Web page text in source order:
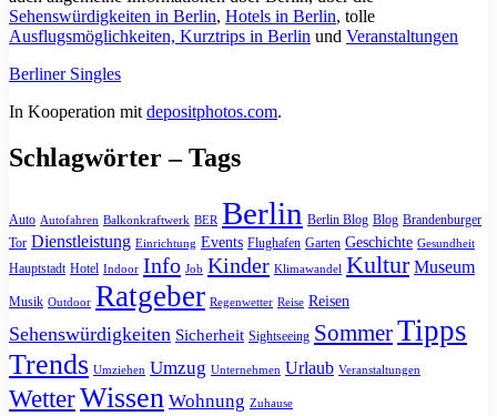
Sehenswürdigkeiten in Berlin, Hotels in Berlin, tolle
Ausflugsmöglichkeiten, Kurztrips in Berlin und Veranstaltungen
Berliner Singles
In Kooperation mit depositphotos.com.
Schlagwörter – Tags
Auto Autofahren Balkonkraftwerk BER Berlin Berlin Blog Blog Brandenburger
Tor Dienstleistung Einrichtung Events Flughafen Garten Geschichte Gesundheit
Hauptstadt Hotel Indoor Info Job Kinder Klimawandel Kultur Museum
Musik Outdoor Ratgeber Regenwetter Reise Reisen
Sehenswürdigkeiten Sicherheit Sightseeing SommerTipps
Trends Umziehen Umzug Unternehmen Urlaub Veranstaltungen
WetterWissen Wohnung Zuhause